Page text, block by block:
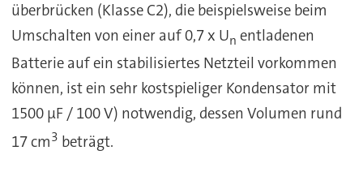
überbrücken (Klasse C2), die beispielsweise beim
Umschalten von einer auf 0,7 x Un entladenen
Batterie auf ein stabilisiertes Netzteil vorkommen
können, ist ein sehr kostspieliger Kondensator mit
1500 µF / 100 V) notwendig, dessen Volumen rund
17 cm3 beträgt.